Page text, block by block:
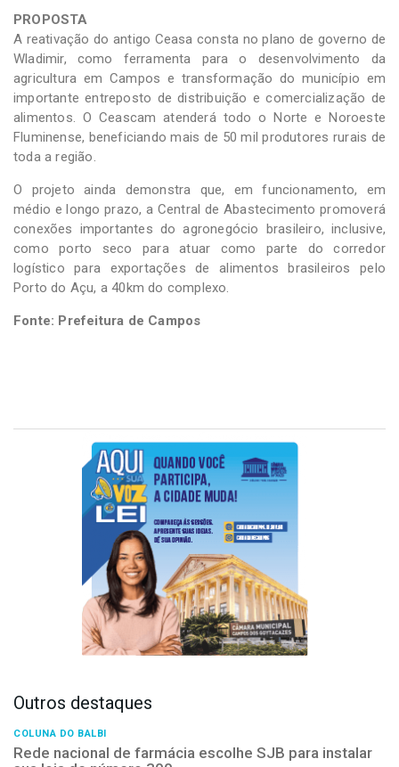
PROPOSTA
A reativação do antigo Ceasa consta no plano de governo de
Wladimir, como ferramenta para o desenvolvimento da
agricultura em Campos e transformação do município em
importante entreposto de distribuição e comercialização de
alimentos. O Ceascam atenderá todo o Norte e Noroeste
Fluminense, beneficiando mais de 50 mil produtores rurais de
toda a região.
O projeto ainda demonstra que, em funcionamento, em
médio e longo prazo, a Central de Abastecimento promoverá
conexões importantes do agronegócio brasileiro, inclusive,
como porto seco para atuar como parte do corredor
logístico para exportações de alimentos brasileiros pelo
Porto do Açu, a 40km do complexo.
Fonte: Prefeitura de Campos
Outros destaques
COLUNA DO BALBI
Rede nacional de farmácia escolhe SJB para instalar